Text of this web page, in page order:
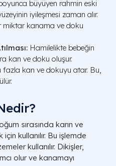
büyüyen rahmin eski
iyileşmesi zaman alır.
miktar kanama ve doku
Hamilelikte bebeğin
kan ve doku oluşur.
kan ve dokuyu atar. Bu,
sırasında karın ve
kullanılır. Bu işlemde
kullanılır. Dikişler,
olur ve kanamayı